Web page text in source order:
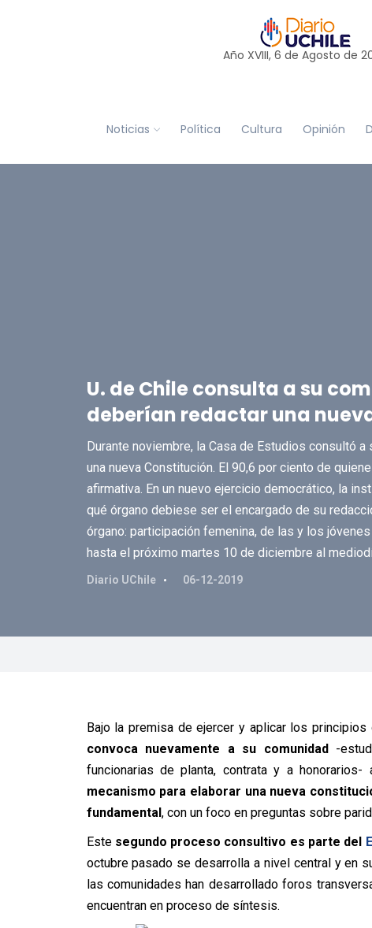
Año XVIII, 6 de Agosto de
Noticias Política Cultura Opinión
U. de Chile consulta a su
deberían redactar una
Durante noviembre, la Casa de Estudios consultó
una nueva Constitución. El 90,6 por ciento de
afirmativa. En un nuevo ejercicio democrático, la
qué órgano debiese ser el encargado de su
órgano: participación femenina, de las y los
hasta el próximo martes 10 de diciembre al
Diario UChile 06-12-2019
Bajo la premisa de ejercer y aplicar los principios
convoca nuevamente a su comunidad-
funcionarias de planta, contrata y a honorarios-
mecanismo para elaborar una nueva
fundamental, con un foco en preguntas sobre
Estesegundo proceso consultivo es parte del
octubre pasado se desarrolla a nivel central y en
las comunidades han desarrollado foros
encuentran en proceso de síntesis.